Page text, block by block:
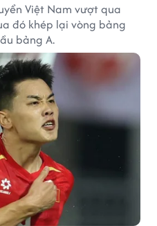
Việt Nam vượt qua
đó khép lại vòng bảng
bảng A.